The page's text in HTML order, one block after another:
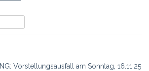
Vorstellungsausfall am Sonntag, 16.11.25